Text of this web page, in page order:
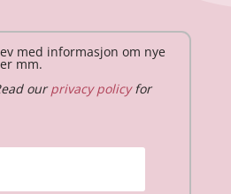
med informasjon om nye
mm.
ourprivacy policyfor